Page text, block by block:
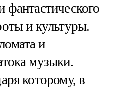
фантастического
и культуры.
и
музыки.
которому, в